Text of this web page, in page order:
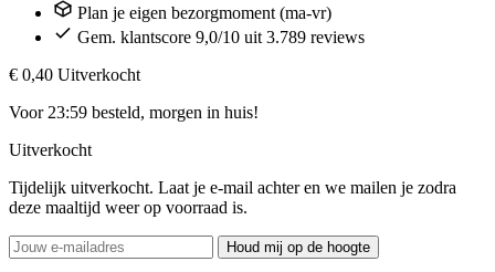
Plan je eigen bezorgmoment (ma-vr)
Gem. klantscore 9,0/10 uit 3.789 reviews
€ 0,40 Uitverkocht
Voor 23:59 besteld, morgen in huis!
Uitverkocht
Tijdelijk uitverkocht. Laat je e-mail achter en we mailen je zodra
deze maaltijd weer op voorraad is.
Houd mij op de hoogte